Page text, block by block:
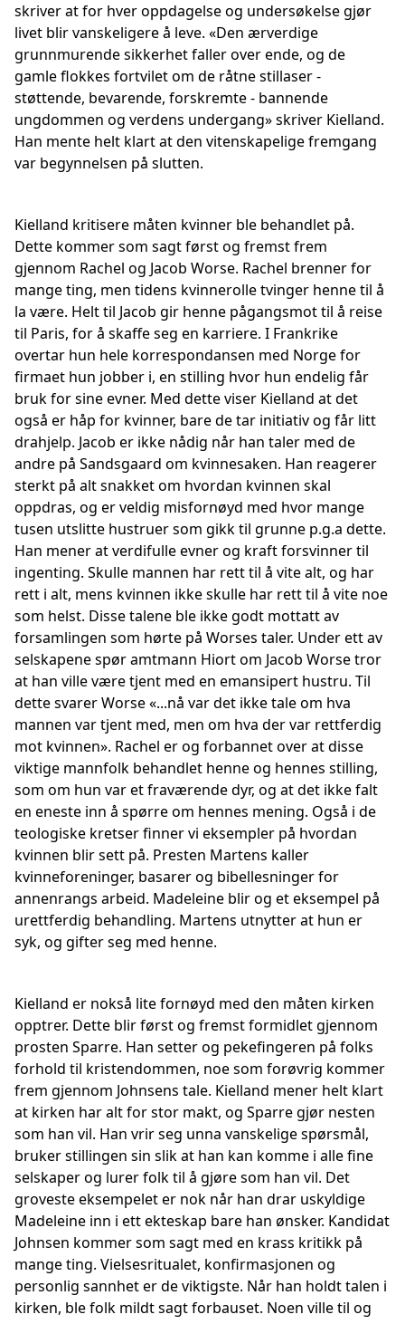
skriver at for hver oppdagelse og undersøkelse gjør
livet blir vanskeligere å leve. «Den ærverdige
grunnmurende sikkerhet faller over ende, og de
gamle flokkes fortvilet om de råtne stillaser -
støttende, bevarende, forskremte - bannende
ungdommen og verdens undergang» skriver Kielland.
Han mente helt klart at den vitenskapelige fremgang
var begynnelsen på slutten.
Kielland kritisere måten kvinner ble behandlet på.
Dette kommer som sagt først og fremst frem
gjennom Rachel og Jacob Worse. Rachel brenner for
mange ting, men tidens kvinnerolle tvinger henne til å
la være. Helt til Jacob gir henne pågangsmot til å reise
til Paris, for å skaffe seg en karriere. I Frankrike
overtar hun hele korrespondansen med Norge for
firmaet hun jobber i, en stilling hvor hun endelig får
bruk for sine evner. Med dette viser Kielland at det
også er håp for kvinner, bare de tar initiativ og får litt
drahjelp. Jacob er ikke nådig når han taler med de
andre på Sandsgaard om kvinnesaken. Han reagerer
sterkt på alt snakket om hvordan kvinnen skal
oppdras, og er veldig misfornøyd med hvor mange
tusen utslitte hustruer som gikk til grunne p.g.a dette.
Han mener at verdifulle evner og kraft forsvinner til
ingenting. Skulle mannen har rett til å vite alt, og har
rett i alt, mens kvinnen ikke skulle har rett til å vite noe
som helst. Disse talene ble ikke godt mottatt av
forsamlingen som hørte på Worses taler. Under ett av
selskapene spør amtmann Hiort om Jacob Worse tror
at han ville være tjent med en emansipert hustru. Til
dette svarer Worse «...nå var det ikke tale om hva
mannen var tjent med, men om hva der var rettferdig
mot kvinnen». Rachel er og forbannet over at disse
viktige mannfolk behandlet henne og hennes stilling,
som om hun var et fraværende dyr, og at det ikke falt
en eneste inn å spørre om hennes mening. Også i de
teologiske kretser finner vi eksempler på hvordan
kvinnen blir sett på. Presten Martens kaller
kvinneforeninger, basarer og bibellesninger for
annenrangs arbeid. Madeleine blir og et eksempel på
urettferdig behandling. Martens utnytter at hun er
syk, og gifter seg med henne.
Kielland er nokså lite fornøyd med den måten kirken
opptrer. Dette blir først og fremst formidlet gjennom
prosten Sparre. Han setter og pekefingeren på folks
forhold til kristendommen, noe som forøvrig kommer
frem gjennom Johnsens tale. Kielland mener helt klart
at kirken har alt for stor makt, og Sparre gjør nesten
som han vil. Han vrir seg unna vanskelige spørsmål,
bruker stillingen sin slik at han kan komme i alle fine
selskaper og lurer folk til å gjøre som han vil. Det
groveste eksempelet er nok når han drar uskyldige
Madeleine inn i ett ekteskap bare han ønsker. Kandidat
Johnsen kommer som sagt med en krass kritikk på
mange ting. Vielsesritualet, konfirmasjonen og
personlig sannhet er de viktigste. Når han holdt talen i
kirken, ble folk mildt sagt forbauset. Noen ville til og